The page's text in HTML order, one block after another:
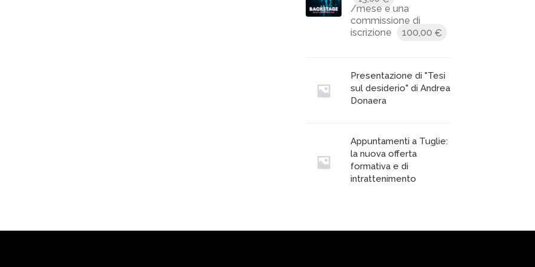
/mese e una
commissione di
iscrizione
100,00 €
Presentazione di "Tesi
sul desiderio" di Andrea
Donaera
Appuntamenti a Tuglie:
la nuova offerta
formativa e di
intrattenimento